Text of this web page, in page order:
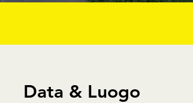
Data & Luogo